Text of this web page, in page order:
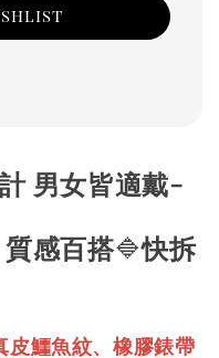
男女皆適戴-
質感百搭🔷快拆
皮鱷魚紋、橡膠錶帶